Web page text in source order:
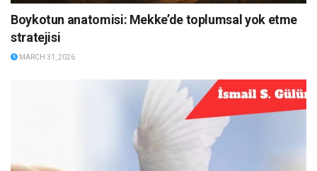
Boykotun anatomisi: Mekke’de toplumsal yok etme
stratejisi
MARCH 31, 2026